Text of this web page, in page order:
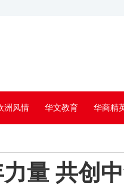
洲风情 华文教育 华商精
量 共创